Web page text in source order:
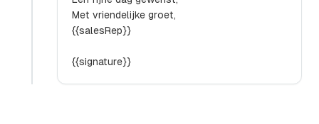
Met vriendelijke groet,
{{salesRep}}
{{signature}}